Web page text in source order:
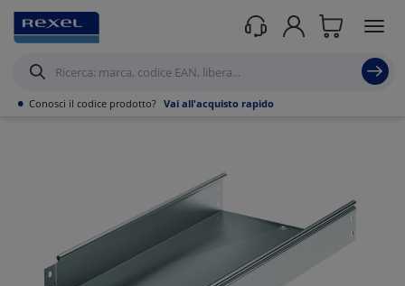
• Conosci il codice prodotto? Vai all'acquisto rapido
Prodotti /Canalizzazioni Canaline Passacavi Industriali in Metallo/Canale
forato in Lamiera